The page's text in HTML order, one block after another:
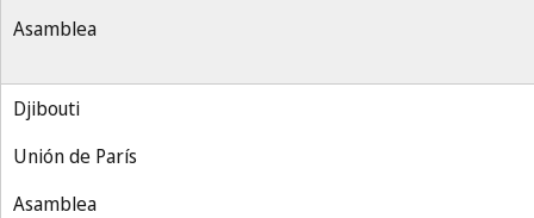
Asamblea
Djibouti
Unión de París
Asamblea